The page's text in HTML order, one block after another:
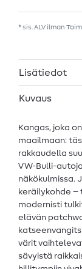
* sis. ALV ilman
Lisätiedot
Kuvaus
Kangas, joka
maailmaan:
rakkaudella
VW-Bulli-
näkökulmissa.
keräilykohde –
modernisti
elävän
värit
sävyistä